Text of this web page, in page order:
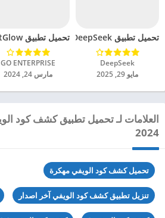
تحميل تطبيق DeepSeek مهكر للاندرويد 2025
DeepSeek‏
مايو 29, 2025
تحميل تطبيق BrightGlow مهكر للاندرويد 2024
GO ENTERPRISE‏
مارس 24, 2024
2024
تحميل كشف كود الويفي مهكرة
تنزيل تطبيق كشف كود الويفي آخر اصدار